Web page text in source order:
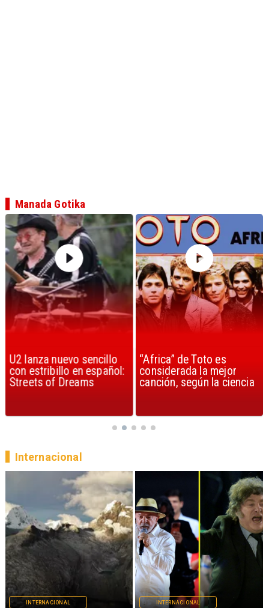
U2 lanza nuevo sencillo
con estribillo en español:
Streets of Dreams
“Africa” de Toto es
considerada la mejor
canción, según la ciencia
Manada Gotika
INTERNACIONAL INTERNACIONAL
Internacional